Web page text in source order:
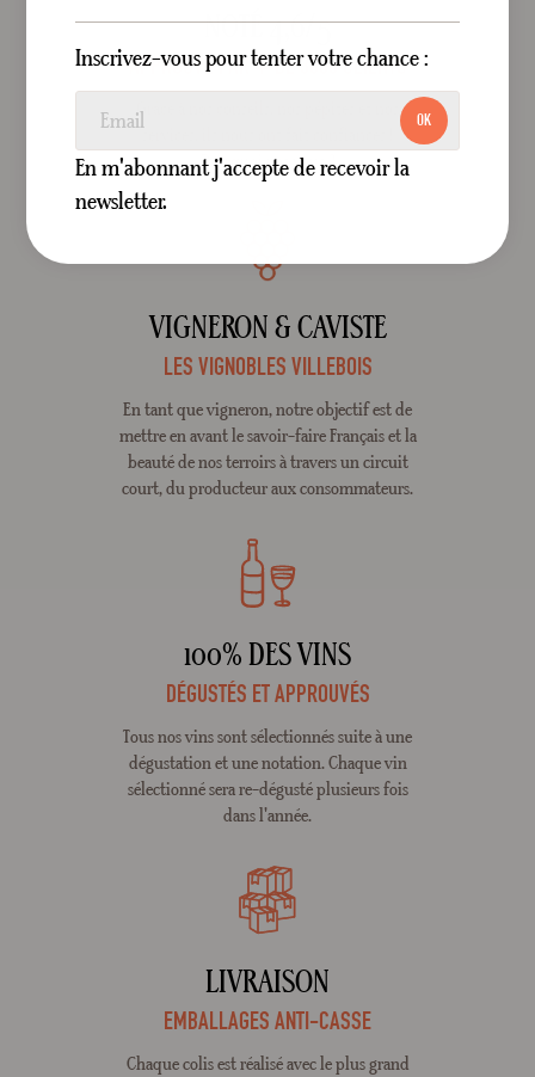
NOTÉ 4,6/5
APPROUVÉ PAR + DE 3000 CLIENTS
Grâce à nos conseils, nos pépites et nos
services, ils nous ont fait confiances !
Pourquoi pas vous ?
VIGNERON & CAVISTE
LES VIGNOBLES VILLEBOIS
En tant que vigneron, notre objectif est de
mettre en avant le savoir-faire Français et la
beauté de nos terroirs à travers un circuit
court, du producteur aux consommateurs.
100% DES VINS
DÉGUSTÉS ET APPROUVÉS
Tous nos vins sont sélectionnés suite à une
dégustation et une notation. Chaque vin
sélectionné sera re-dégusté plusieurs fois
dans l'année.
LIVRAISON
EMBALLAGES ANTI-CASSE
Chaque colis est réalisé avec le plus grand
Inscrivez-vous pour tenter votre chance :
OK
En m'abonnant j'accepte de recevoir la
newsletter.